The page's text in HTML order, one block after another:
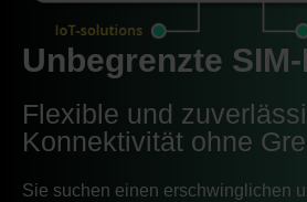
Unbegrenzte
Flexible und
Konnektivität ohne
Sie suchen einen erschwinglichen